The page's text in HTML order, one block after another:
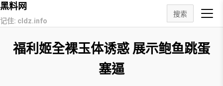
黑料网
记住: cldz.info
搜索
福利姬全裸玉体诱惑 展示鲍鱼跳蛋
塞逼